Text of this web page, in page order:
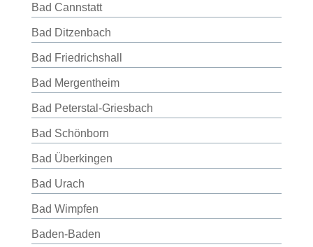
Bad Cannstatt
Bad Ditzenbach
Bad Friedrichshall
Bad Mergentheim
Bad Peterstal-Griesbach
Bad Schönborn
Bad Überkingen
Bad Urach
Bad Wimpfen
Baden-Baden